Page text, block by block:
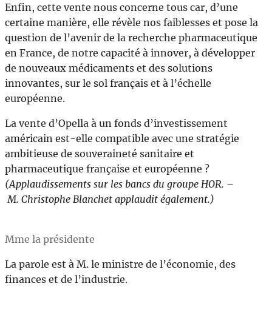
Enfin, cette vente nous concerne tous car, d’une
certaine manière, elle révèle nos faiblesses et pose la
question de l’avenir de la recherche pharmaceutique
en France, de notre capacité à innover, à développer
de nouveaux médicaments et des solutions
innovantes, sur le sol français et à l’échelle
européenne.
La vente d’Opella à un fonds d’investissement
américain est-elle compatible avec une stratégie
ambitieuse de souveraineté sanitaire et
pharmaceutique française et européenne ?
(Applaudissements sur les bancs du groupe HOR. –
M. Christophe Blanchet applaudit également.)
Mme la présidente
La parole est à M. le ministre de l’économie, des
finances et de l’industrie.